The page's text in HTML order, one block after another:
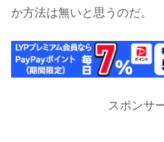
か方法は無いと思うのだ。
スポンサ